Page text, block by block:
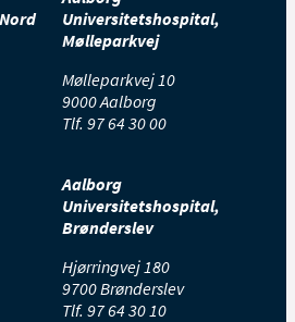
Universitetshospital,
Mølleparkvej
Mølleparkvej 10
9000 Aalborg
Tlf. 97 64 30 00
Aalborg
Universitetshospital,
Brønderslev
Hjørringvej 180
9700 Brønderslev
Tlf. 97 64 30 10